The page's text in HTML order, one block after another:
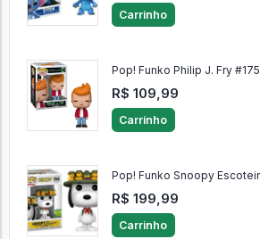
Carrinho
Pop! Funko Philip J. Fry
R$ 109,99
Carrinho
Pop! Funko Snoopy
R$ 199,99
Carrinho